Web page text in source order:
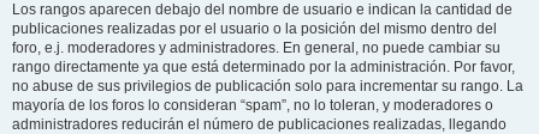
Los rangos aparecen debajo del nombre de usuario e indican la cantidad de
publicaciones realizadas por el usuario o la posición del mismo dentro del
foro, e.j. moderadores y administradores. En general, no puede cambiar su
rango directamente ya que está determinado por la administración. Por favor,
no abuse de sus privilegios de publicación solo para incrementar su rango. La
mayoría de los foros lo consideran “spam”, no lo toleran, y moderadores o
administradores reducirán el número de publicaciones realizadas, llegando